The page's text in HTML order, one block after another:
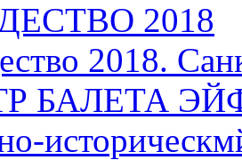
2018
2018.
БАЛЕТА